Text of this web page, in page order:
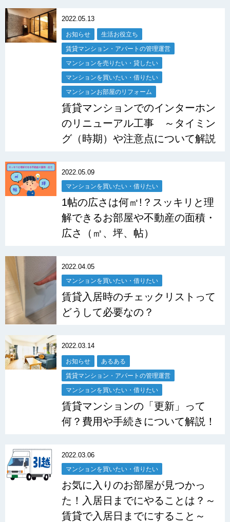
2022.05.13
お知らせ 生活お役立ち
賃貸マンション・アパートの管理運営
マンションを売りたい・貸したい
マンションを買いたい・借りたい
マンションお部屋のリフォーム
賃貸マンションでのインターホン
のリニューアル工事 ～タイミン
グ（時期）や注意点について解説
2022.05.09
マンションを買いたい・借りたい
1帖の広さは何㎡!？スッキリと理
解できるお部屋や不動産の面積・
広さ（㎡、坪、帖）
2022.04.05
マンションを買いたい・借りたい
賃貸入居時のチェックリストって
どうして必要なの？
2022.03.14
お知らせ あるある
賃貸マンション・アパートの管理運営
マンションを買いたい・借りたい
賃貸マンションの「更新」って
何？費用や手続きについて解説！
2022.03.06
マンションを買いたい・借りたい
お気に入りのお部屋が見つかっ
た！入居日までにやることは？～
賃貸で入居日までにすること～